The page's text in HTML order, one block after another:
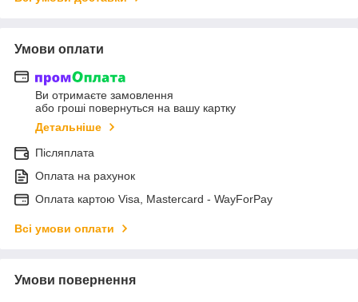
Умови оплати
Ви отримаєте замовлення
або гроші повернуться на вашу картку
Детальніше
Післяплата
Оплата на рахунок
Оплата картою Visa, Mastercard - WayForPay
Всі умови оплати
Умови повернення